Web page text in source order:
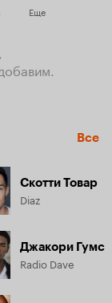
Еще
Все
Скотти Товар
Diaz
Джакори Гумс
Radio Dave